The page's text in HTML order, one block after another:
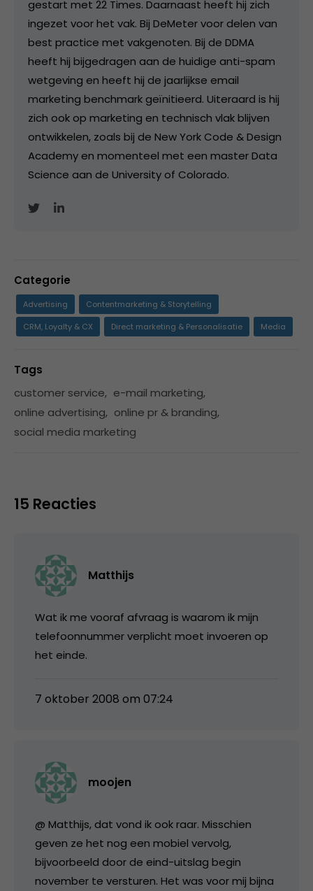
gestart met 22 Times. Daarnaast heeft hij zich
ingezet voor het vak. Bij DeMeter voor delen van
best practice met vakgenoten. Bij de DDMA
heeft hij bijgedragen aan de huidige anti-spam
wetgeving en heeft hij de jaarlijkse email
marketing benchmark geïnitieerd. Uiteraard is hij
zich ook op marketing en technisch vlak blijven
ontwikkelen, zoals bij de New York Code & Design
Academy en momenteel met een master Data
Science aan de University of Colorado.
Categorie
Advertising
Contentmarketing & Storytelling
CRM, Loyalty & CX
Direct marketing & Personalisatie Media
Tags
customer service, e-mail marketing,
online advertising, online pr & branding,
social media marketing
15 Reacties
Matthijs
Wat ik me vooraf afvraag is waarom ik mijn
telefoonnummer verplicht moet invoeren op
het einde.
7 oktober 2008 om 07:24
moojen
@ Matthijs, dat vond ik ook raar. Misschien
geven ze het nog een mobiel vervolg,
bijvoorbeeld door de eind-uitslag begin
november te versturen. Het was voor mij bijna